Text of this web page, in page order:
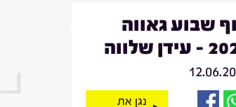
שבוע גאווה
שלווה
נגן את